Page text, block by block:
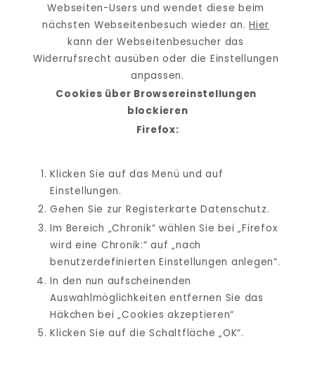
Webseiten-Users und wendet diese beim
nächsten Webseitenbesuch wieder an. Hier
kann der Webseitenbesucher das
Widerrufsrecht ausüben oder die Einstellungen
anpassen.
Cookies über Browsereinstellungen
blockieren
Firefox:
Klicken Sie auf das Menü und auf
Einstellungen.
Gehen Sie zur Registerkarte Datenschutz.
Im Bereich „Chronik“ wählen Sie bei „Firefox
wird eine Chronik:“ auf „nach
benutzerdefinierten Einstellungen anlegen“.
In den nun aufscheinenden
Auswahlmöglichkeiten entfernen Sie das
Häkchen bei „Cookies akzeptieren“
Klicken Sie auf die Schaltfläche „OK“.